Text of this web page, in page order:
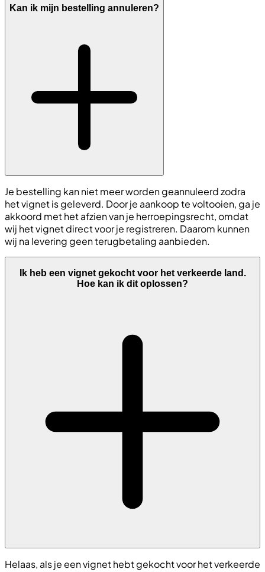
Kan ik mijn bestelling annuleren?
Je bestelling kan niet meer worden geannuleerd zodra
het vignet is geleverd. Door je aankoop te voltooien, ga je
akkoord met het afzien van je herroepingsrecht, omdat
wij het vignet direct voor je registreren. Daarom kunnen
wij na levering geen terugbetaling aanbieden.
Ik heb een vignet gekocht voor het verkeerde land.
Hoe kan ik dit oplossen?
Helaas, als je een vignet hebt gekocht voor het verkeerde